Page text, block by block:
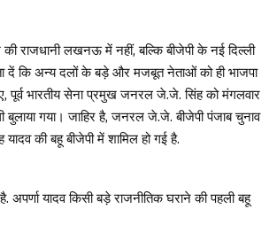
की राजधानी लखनऊ में नहीं, बल्कि बीजेपी के नई दिल्ली
दें कि अन्य दलों के बड़े और मजबूत नेताओं को ही भाजपा
पूर्व भारतीय सेना प्रमुख जनरल जे.जे. सिंह को मंगलवार
बुलाया गया। जाहिर है, जनरल जे.जे. बीजेपी पंजाब चुनाव
की बहू बीजेपी में शामिल हो गई है.
यादव किसी बड़े राजनीतिक घराने की पहली बहू